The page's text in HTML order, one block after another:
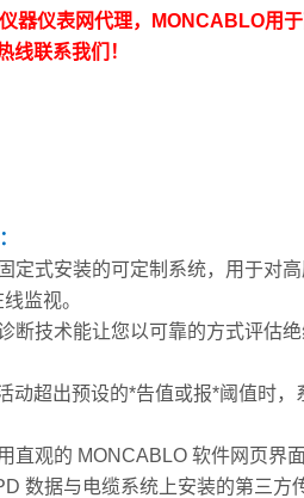
器仪表网代理，MONCABLO用
线联系我们！
定式安装的可定制系统，用于对
监视。
断技术能让您以可靠的方式评估
动超出预设的*告值或报*阈值时
直观的 MONCABLO 软件网页界
数据与电缆系统上安装的第三方